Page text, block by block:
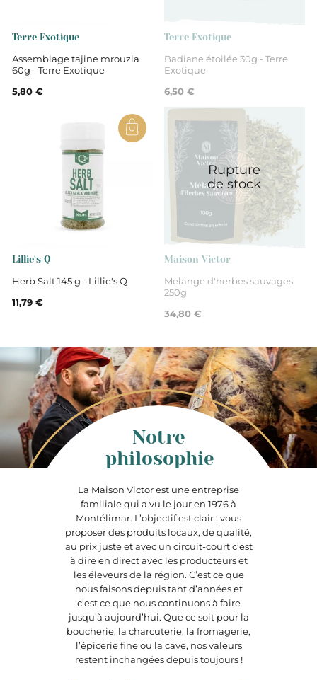
Épices
Terre Exotique
Assemblage tajine mrouzia
60g - Terre Exotique
5,80 €
Terre Exotique
Badiane étoilée 30g - Terre
Exotique
6,50 €
Lillie's Q
Herb Salt 145 g - Lillie's Q
11,79 €
Rupture
de stock
Maison Victor
Melange d'herbes sauvages
250g
34,80 €
La Maison Victor est une entreprise
familiale qui a vu le jour en 1976 à
Montélimar. L’objectif est clair : vous
proposer des produits locaux, de qualité,
au prix juste et avec un circuit-court c’est
à dire en direct avec les producteurs et
les éleveurs de la région. C’est ce que
nous faisons depuis tant d’années et
c’est ce que nous continuons à faire
jusqu’à aujourd’hui. Que ce soit pour la
boucherie, la charcuterie, la fromagerie,
l’épicerie fine ou la cave, nos valeurs
restent inchangées depuis toujours !
Notre
philosophie